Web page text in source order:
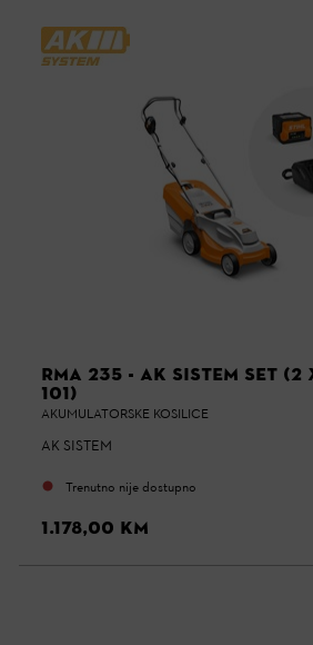
RMA 235 - AK SISTEM SET (2
101)
AKUMULATORSKE KOSILICE
AK SISTEM
Trenutno nije dostupno
1.178,00 KM